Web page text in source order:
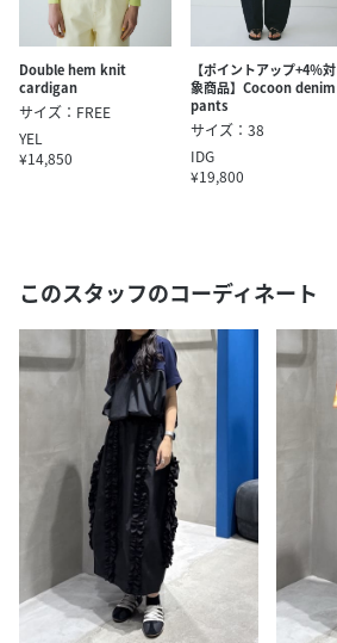
Double hem knit
cardigan
サイズ：FREE
YEL
¥14,850
【ポイントアップ+4％対
象商品】Cocoon denim
pants
サイズ：38
IDG
¥19,800
このスタッフのコーディネート